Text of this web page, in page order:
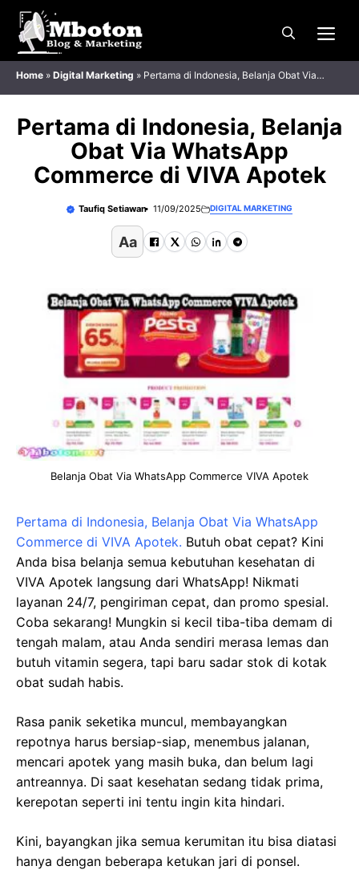
Langsung
Home » Digital Marketing » Pertama di Indonesia, Belanja Obat Via
WhatsApp Commerce di VIVA Apotek
Pertama di Indonesia, Belanja
Obat Via WhatsApp
Commerce di VIVA Apotek
Taufiq Setiawan 11/09/2025 DIGITAL MARKETING
Aa
Belanja Obat Via WhatsApp Commerce VIVA Apotek
Pertama di Indonesia, Belanja Obat Via WhatsApp
Commerce di VIVA Apotek. Butuh obat cepat? Kini
Anda bisa belanja semua kebutuhan kesehatan di
VIVA Apotek langsung dari WhatsApp! Nikmati
layanan 24/7, pengiriman cepat, dan promo spesial.
Coba sekarang! Mungkin si kecil tiba-tiba demam di
tengah malam, atau Anda sendiri merasa lemas dan
butuh vitamin segera, tapi baru sadar stok di kotak
obat sudah habis.
Rasa panik seketika muncul, membayangkan
repotnya harus bersiap-siap, menembus jalanan,
mencari apotek yang masih buka, dan belum lagi
antreannya. Di saat kesehatan sedang tidak prima,
kerepotan seperti ini tentu ingin kita hindari.
Kini, bayangkan jika semua kerumitan itu bisa diatasi
hanya dengan beberapa ketukan jari di ponsel.